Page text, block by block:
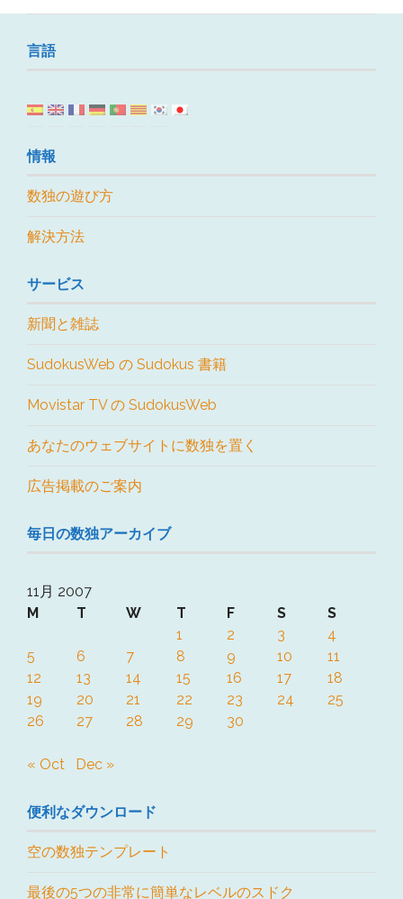
言語
情報
数独の遊び方
解決方法
サービス
新聞と雑誌
SudokusWeb の Sudokus 書籍
Movistar TV の SudokusWeb
あなたのウェブサイトに数独を置く
広告掲載のご案内
毎日の数独アーカイブ
11月 2007
M
T W T F S
S
1
2 3
4
5
6 7 8 9 10
11
12
13 14 15 16 17
18
19
20 21 22 23 24
25
26
27 28 29 30
« Oct Dec »
便利なダウンロード
空の数独テンプレート
最後の5つの非常に簡単なレベルのスドク